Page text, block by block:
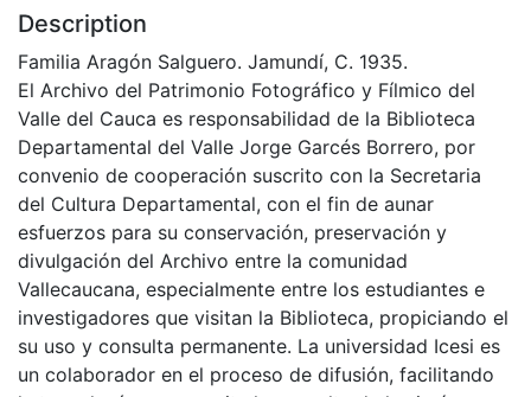
Description
Familia Aragón Salguero. Jamundí, C. 1935.
El Archivo del Patrimonio Fotográfico y Fílmico del
Valle del Cauca es responsabilidad de la Biblioteca
Departamental del Valle Jorge Garcés Borrero, por
convenio de cooperación suscrito con la Secretaria
del Cultura Departamental, con el fin de aunar
esfuerzos para su conservación, preservación y
divulgación del Archivo entre la comunidad
Vallecaucana, especialmente entre los estudiantes e
investigadores que visitan la Biblioteca, propiciando el
su uso y consulta permanente. La universidad Icesi es
un colaborador en el proceso de difusión, facilitando